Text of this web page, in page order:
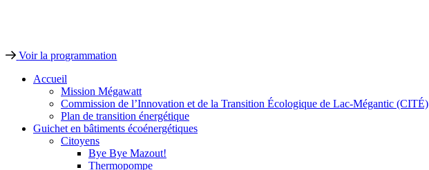
Voir la programmation
Accueil
Mission Mégawatt
Commission de l’Innovation et de la Transition Écologique de Lac-Mégantic (CITÉ)
Plan de transition énergétique
Guichet en bâtiments écoénergétiques
Citoyens
Bye Bye Mazout!
Thermopompe